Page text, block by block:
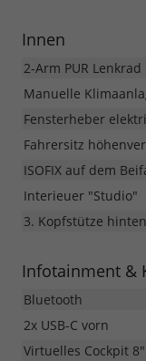
Innen
2-Arm PUR Lenkrad
Manuelle
Fensterheber
Fahrersitz
ISOFIX auf dem
Interieuer "Studio"
3. Kopfstütze hinten
Infotainment &
Bluetooth
2x USB-C vorn
Virtuelles Cockpit 8"